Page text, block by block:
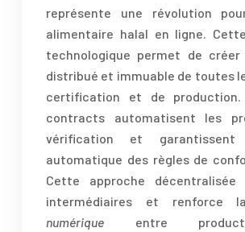
représente une révolution
alimentaire halal en ligne.
technologique permet de
distribué et immuable de toutes
certification et de
contracts automatisent les
vérification et garantissent
automatique des règles de
Cette approche décentralisée
intermédiaires et renforce
numérique entre